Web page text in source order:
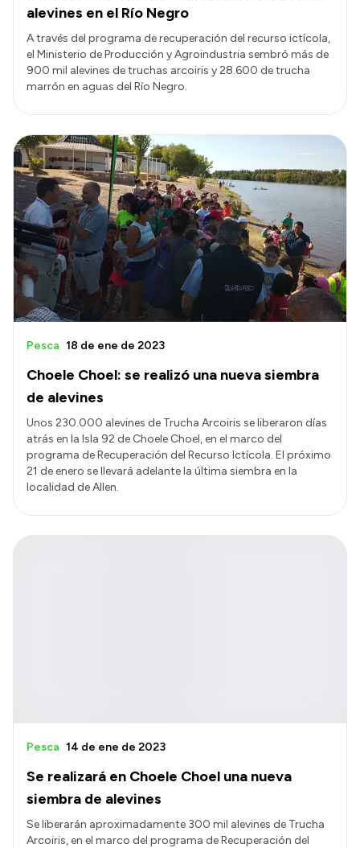
alevines en el Río Negro
A través del programa de recuperación del recurso ictícola,
el Ministerio de Producción y Agroindustria sembró más de
900 mil alevines de truchas arcoiris y 28.600 de trucha
marrón en aguas del Río Negro.
Choele Choel: se realizó una nueva siembra
de alevines
Pesca 18 de ene de 2023
Unos 230.000 alevines de Trucha Arcoiris se liberaron días
atrás en la Isla 92 de Choele Choel, en el marco del
programa de Recuperación del Recurso Ictícola. El próximo
21 de enero se llevará adelante la última siembra en la
localidad de Allen.
Se realizará en Choele Choel una nueva
siembra de alevines
Pesca 14 de ene de 2023
Se liberarán aproximadamente 300 mil alevines de Trucha
Arcoiris, en el marco del programa de Recuperación del